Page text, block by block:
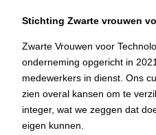
Stichting Zwarte vrouwen
Zwarte Vrouwen voor
onderneming opgericht in
medewerkers in dienst. Ons
zien overal kansen om te
integer, wat we zeggen dat
eigen kunnen.